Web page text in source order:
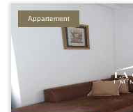
Appartement